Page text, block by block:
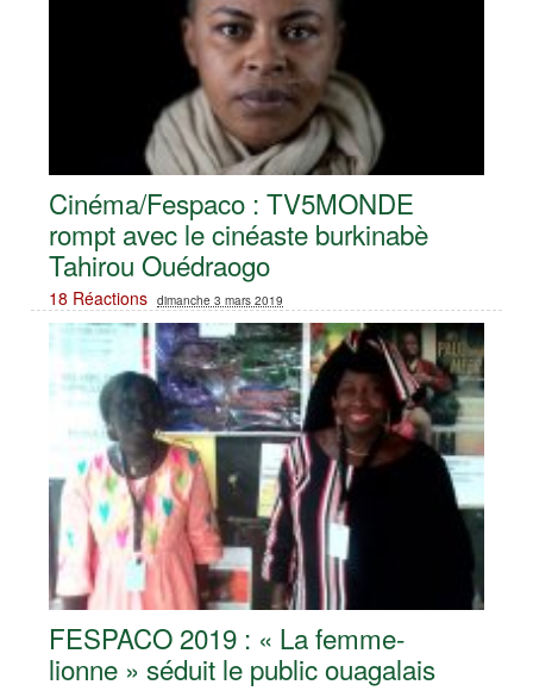
Cinéma/Fespaco : TV5MONDE
rompt avec le cinéaste burkinabè
Tahirou Ouédraogo
18 Réactions dimanche 3 mars 2019
FESPACO 2019 : « La femme-
lionne » séduit le public ouagalais